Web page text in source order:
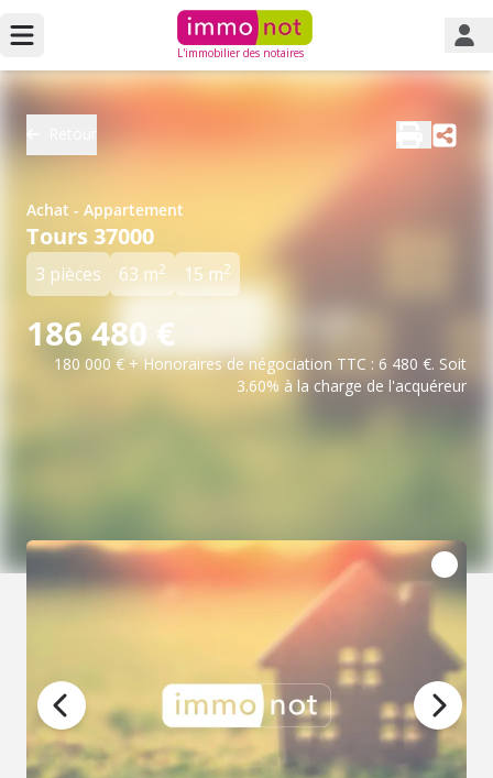
L'immobilier des notaires
Achat - Appartement
Tours 37000
3 pièces 63 m2 15 m2
186 480 €
180 000 € + Honoraires de négociation TTC : 6 480 €. Soit
3.60% à la charge de l'acquéreur